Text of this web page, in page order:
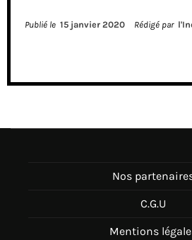
Publié le 15 janvier 2020 Rédigé par
Nos
C.G.U
Mentions